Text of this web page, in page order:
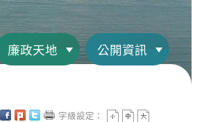
廉政天地 公開資訊
字級設定：